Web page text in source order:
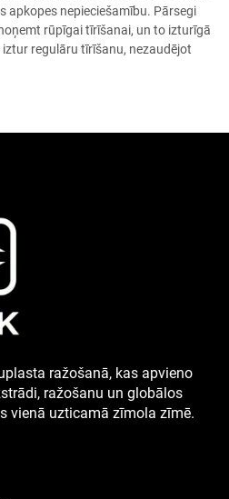
apkopes nepieciešamību. Pārsegi
rūpīgai tīrīšanai, un to izturīgā
regulāru tīrīšanu, nezaudējot
ražošanā, kas apvieno
ražošanu un globālos
vienā uzticamā zīmola zīmē.